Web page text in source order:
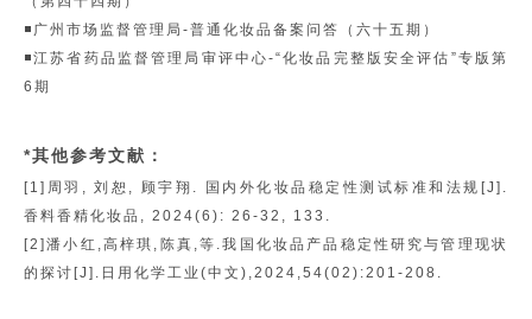
◾广州市场监督管理局-普通化妆品备案问答（六十五期）
◾江苏省药品监督管理局审评中心-“化妆品完整版安全评估”专版第
6期
*其他参考文献：
[1]周羽, 刘恕, 顾宇翔. 国内外化妆品稳定性测试标准和法规[J].
香料香精化妆品, 2024(6): 26-32, 133.
[2]潘小红,高梓琪,陈真,等.我国化妆品产品稳定性研究与管理现状
的探讨[J].日用化学工业(中文),2024,54(02):201-208.